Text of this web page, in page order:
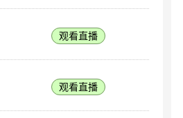
观看直播
观看直播